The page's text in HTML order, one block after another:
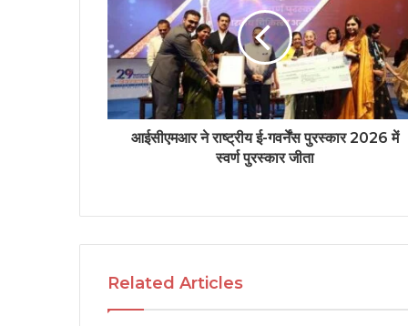
आईसीएमआर ने राष्ट्रीय ई-गवर्नेंस पुरस्कार 2026 में
स्वर्ण पुरस्‍कार जीता
Related Articles